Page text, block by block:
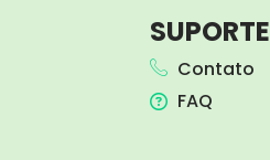
SUPORTE
Contato
FAQ